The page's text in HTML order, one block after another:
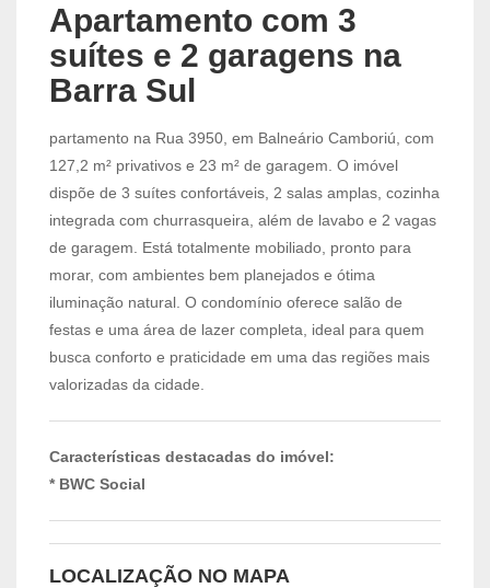
Apartamento com 3
suítes e 2 garagens na
Barra Sul
partamento na Rua 3950, em Balneário Camboriú, com
127,2 m² privativos e 23 m² de garagem. O imóvel
dispõe de 3 suítes confortáveis, 2 salas amplas, cozinha
integrada com churrasqueira, além de lavabo e 2 vagas
de garagem. Está totalmente mobiliado, pronto para
morar, com ambientes bem planejados e ótima
iluminação natural. O condomínio oferece salão de
festas e uma área de lazer completa, ideal para quem
busca conforto e praticidade em uma das regiões mais
valorizadas da cidade.
Características destacadas do imóvel:
* BWC Social
LOCALIZAÇÃO NO MAPA